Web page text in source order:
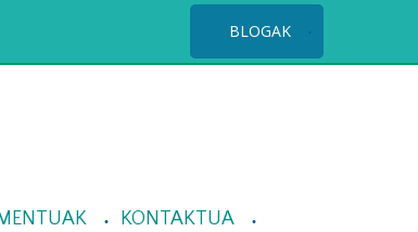
BLOGAK
KONTAKTUA